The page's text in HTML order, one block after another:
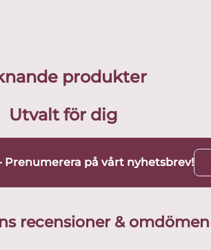
produkter
Utvalt för dig
Prenumerera på vårt nyhetsbrev!
recensioner & omdömen